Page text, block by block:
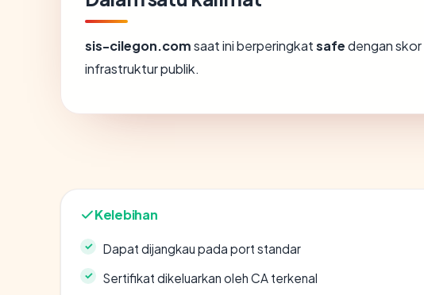
sis-cilegon.comsaat ini berperingkatsafedengan skor
infrastruktur publik.
Kelebihan
Dapat dijangkau pada port standar
Sertifikat dikeluarkan oleh CA terkenal